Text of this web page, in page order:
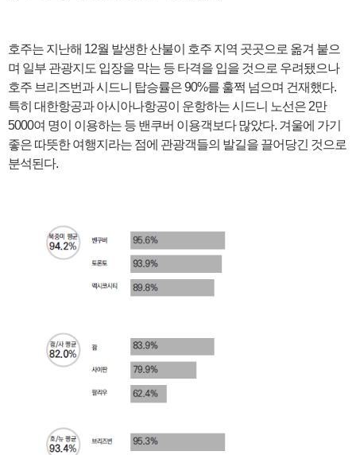
호주는 지난해 12월 발생한 산불이 호주 지역 곳곳으로 옮겨 붙으
며 일부 관광지도 입장을 막는 등 타격을 입을 것으로 우려됐으나
호주 브리즈번과 시드니 탑승률은 90%를 훌쩍 넘으며 건재했다.
특히 대한항공과 아시아나항공이 운항하는 시드니 노선은 2만
5000여 명이 이용하는 등 밴쿠버 이용객보다 많았다. 겨울에 가기
좋은 따뜻한 여행지라는 점에 관광객들의 발길을 끌어당긴 것으로
분석된다.